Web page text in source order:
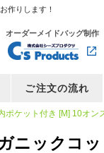
作りします！
オーダーメイドバッグ制作
ご注文の流れ
ケット付き [M] 10オン
ックコッ